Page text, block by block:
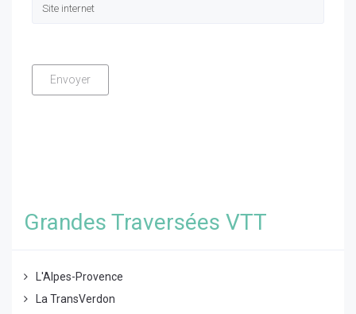
Grandes Traversées VTT
L'Alpes-Provence
La TransVerdon